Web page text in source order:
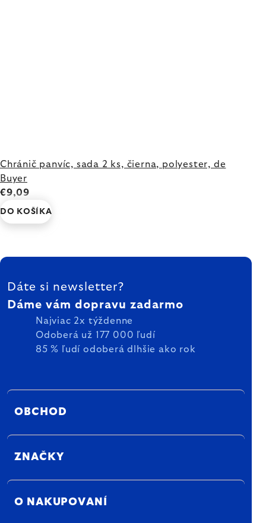
Chránič panvíc, sada 2 ks, čierna, polyester, de
Buyer
€9,09
DO KOŠÍKA
ZÁPÄTIE
Dáte si newsletter?
Dáme vám dopravu zadarmo
Najviac 2x týždenne
Odoberá už 177 000 ľudí
85 % ľudí odoberá dlhšie ako rok
OBCHOD
ZNAČKY
O NAKUPOVANÍ